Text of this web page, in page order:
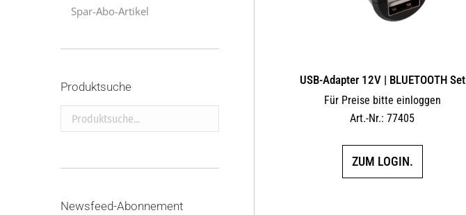
USB-Adapter 12V | BLUETOOTH Set
Für Preise bitte einloggen
Art.-Nr.: 77405
ZUM LOGIN.
Spar-Abo-Artikel
Produktsuche
Produktsuche...
Newsfeed-Abonnement